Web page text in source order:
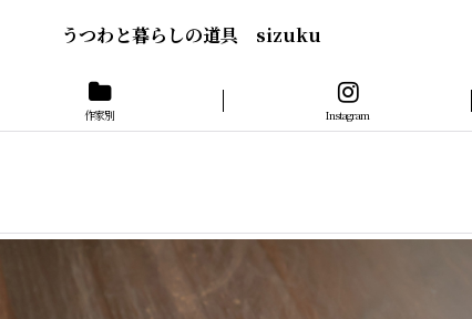
うつわと暮らしの道具 sizuku
作家別 Instagram